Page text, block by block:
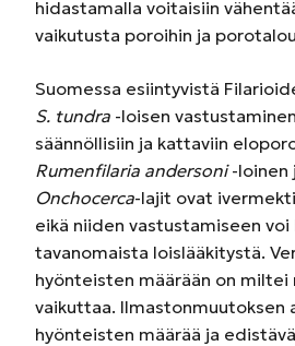
hidastamalla voitaisiin
vaikutusta poroihin ja
Suomessa esiintyvistä
S. tundra -loisen
säännöllisiin ja kattaviin
Rumenfilaria andersoni-loinen
Onchocerca-lajit ovat
eikä niiden vastustamiseen voi
tavanomaista loislääkitystä.
hyönteisten määrään on miltei
vaikuttaa. Ilmastonmuutoksen
hyönteisten määrää ja